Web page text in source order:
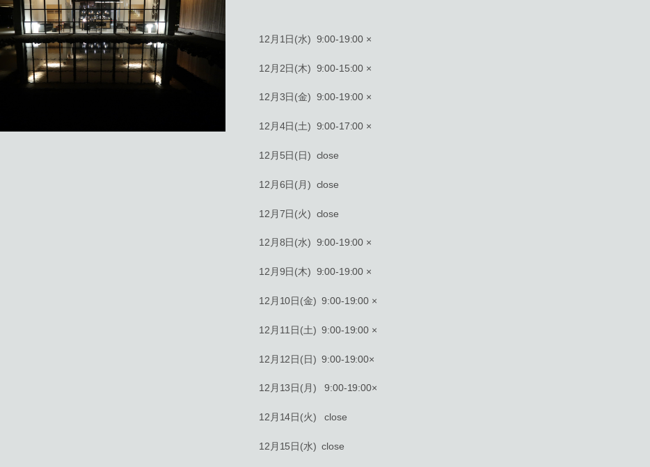
12月1日(水) 9:00-19:00 ×
12月2日(木) 9:00-15:00 ×
12月3日(金) 9:00-19:00 ×
12月4日(土) 9:00-17:00 ×
12月5日(日) close
12月6日(月) close
12月7日(火) close
12月8日(水) 9:00-19:00 ×
12月9日(木) 9:00-19:00 ×
12月10日(金) 9:00-19:00 ×
12月11日(土) 9:00-19:00 ×
12月12日(日) 9:00-19:00×
12月13日(月) 9:00-19:00×
12月14日(火) close
12月15日(水) close